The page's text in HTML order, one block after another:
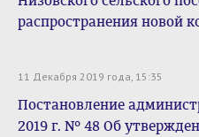
распространения новой
11 Декабря 2019 года, 15:35
Постановление
2019 г. № 48 Об